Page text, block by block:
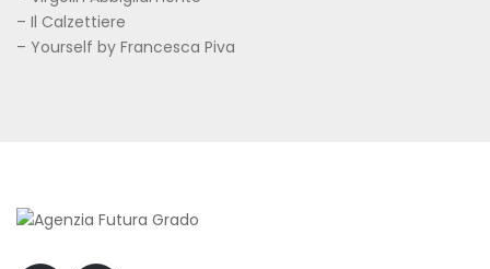
– Il Calzettiere
– Yourself by Francesca Piva